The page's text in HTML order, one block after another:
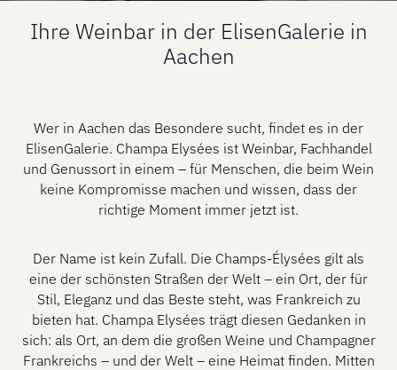
Ihre Weinbar in der ElisenGalerie in
Aachen
Wer in Aachen das Besondere sucht, findet es in der
ElisenGalerie. Champa Elysées ist Weinbar, Fachhandel
und Genussort in einem – für Menschen, die beim Wein
keine Kompromisse machen und wissen, dass der
richtige Moment immer jetzt ist.
Der Name ist kein Zufall. Die Champs-Élysées gilt als
eine der schönsten Straßen der Welt – ein Ort, der für
Stil, Eleganz und das Beste steht, was Frankreich zu
bieten hat. Champa Elysées trägt diesen Gedanken in
sich: als Ort, an dem die großen Weine und Champagner
Frankreichs – und der Welt – eine Heimat finden. Mitten